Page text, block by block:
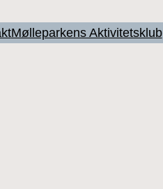
Mølleparkens Aktivitetsklub